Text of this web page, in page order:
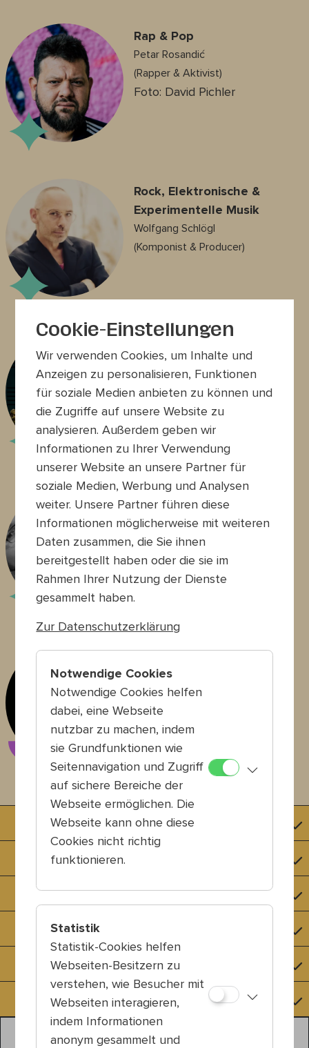
Rap & Pop
Petar Rosandić
(Rapper & Aktivist)
Foto: David Pichler
Rock, Elektronische &
Experimentelle Musik
Wolfgang Schlögl
(Komponist & Producer)
Musik
Clemens Salesny
Foto: Maria Frodl
Wienerlied, Volksmusik,
Schlager & Austropop
Helmut Stippich
(Musiker & Komponist)
Foto: Stephan Mussil
Tanz & Performance
Elizabeth Ward
(Choreografin & Tänzerin)
Foto: Paula Court
Künstlerisches Board 2025
Künstlerisches Board 2024
Künstlerisches Board 2023
Künstlerisches Board 2022
Künstlerisches Board 2021
Künstlerisches Board 2020
Cookie-Einstellungen
Wir verwenden Cookies, um Inhalte und
Anzeigen zu personalisieren, Funktionen
für soziale Medien anbieten zu können und
die Zugriffe auf unsere Website zu
analysieren. Außerdem geben wir
Informationen zu Ihrer Verwendung
unserer Website an unsere Partner für
soziale Medien, Werbung und Analysen
weiter. Unsere Partner führen diese
Informationen möglicherweise mit weiteren
Daten zusammen, die Sie ihnen
bereitgestellt haben oder die sie im
Rahmen Ihrer Nutzung der Dienste
gesammelt haben.
Zur Datenschutzerklärung
Notwendige Cookies
Notwendige Cookies helfen
dabei, eine Webseite
nutzbar zu machen, indem
sie Grundfunktionen wie
Seitennavigation und Zugriff
auf sichere Bereiche der
Webseite ermöglichen. Die
Webseite kann ohne diese
Cookies nicht richtig
funktionieren.
Statistik
Statistik-Cookies helfen
Webseiten-Besitzern zu
verstehen, wie Besucher mit
Webseiten interagieren,
indem Informationen
anonym gesammelt und